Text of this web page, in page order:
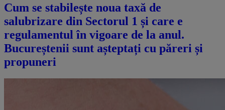
Cum se stabilește noua taxă de
salubrizare din Sectorul 1 și care e
regulamentul în vigoare de la anul.
Bucureștenii sunt așteptați cu păreri și
propuneri